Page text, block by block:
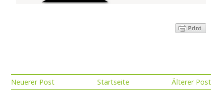
Neuerer Post Älterer Post
Startseite